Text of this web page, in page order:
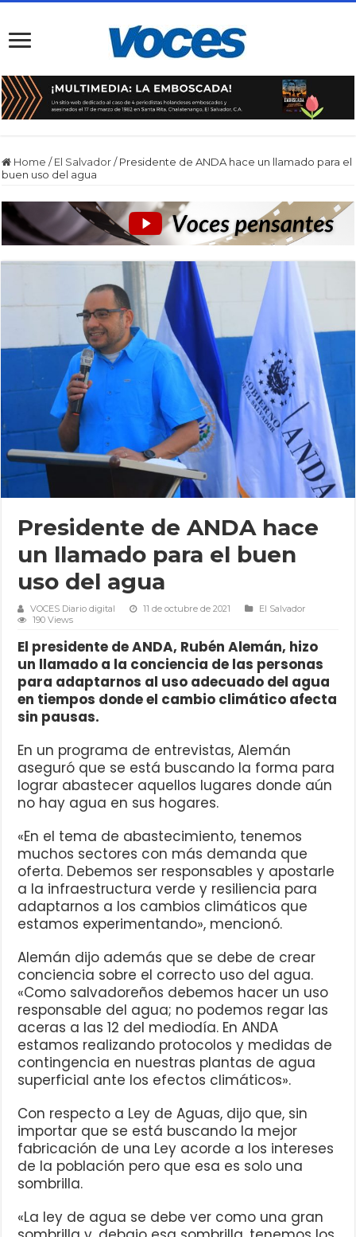
Home / El Salvador / Presidente de ANDA hace un llamado para el
buen uso del agua
Presidente de ANDA hace
un llamado para el buen
uso del agua
VOCES Diario digital 11 de octubre de 2021
El Salvador
190 Views
El presidente de ANDA, Rubén Alemán, hizo
un llamado a la conciencia de las personas
para adaptarnos al uso adecuado del agua
en tiempos donde el cambio climático afecta
sin pausas.
En un programa de entrevistas, Alemán
aseguró que se está buscando la forma para
lograr abastecer aquellos lugares donde aún
no hay agua en sus hogares.
«En el tema de abastecimiento, tenemos
muchos sectores con más demanda que
oferta. Debemos ser responsables y apostarle
a la infraestructura verde y resiliencia para
adaptarnos a los cambios climáticos que
estamos experimentando», mencionó.
Alemán dijo además que se debe de crear
conciencia sobre el correcto uso del agua.
«Como salvadoreños debemos hacer un uso
responsable del agua; no podemos regar las
aceras a las 12 del mediodía. En ANDA
estamos realizando protocolos y medidas de
contingencia en nuestras plantas de agua
superficial ante los efectos climáticos».
Con respecto a Ley de Aguas, dijo que, sin
importar que se está buscando la mejor
fabricación de una Ley acorde a los intereses
de la población pero que esa es solo una
sombrilla.
«La ley de agua se debe ver como una gran